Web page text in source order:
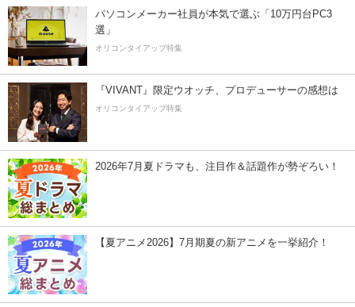
パソコンメーカー社員が本気で選ぶ「10万円台PC3
選」
オリコンタイアップ特集
『VIVANT』限定ウオッチ、プロデューサーの感想は
オリコンタイアップ特集
2026年7月夏ドラマも、注目作＆話題作が勢ぞろい！
【夏アニメ2026】7月期夏の新アニメを一挙紹介！